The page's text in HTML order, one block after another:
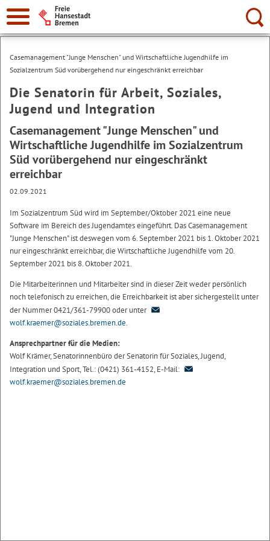
Suche:
Casemanagement "Junge Menschen" und Wirtschaftliche Jugendhilfe im
Sozialzentrum Süd vorübergehend nur eingeschränkt erreichbar
Die Senatorin für Arbeit, Soziales,
Jugend und Integration
Casemanagement "Junge Menschen" und
Wirtschaftliche Jugendhilfe im Sozialzentrum
Süd vorübergehend nur eingeschränkt
erreichbar
02.09.2021
Im Sozialzentrum Süd wird im September/Oktober 2021 eine neue
Software im Bereich des Jugendamtes eingeführt. Das Casemanagement
"Junge Menschen" ist deswegen vom 6. September 2021 bis 1. Oktober 2021
nur eingeschränkt erreichbar, die Wirtschaftliche Jugendhilfe vom 20.
September 2021 bis 8. Oktober 2021.
Die Mitarbeiterinnen und Mitarbeiter sind in dieser Zeit weder persönlich
noch telefonisch zu erreichen, die Erreichbarkeit ist aber sichergestellt unter
der Nummer 0421/361-79900 oder unter
wolf.kraemer@soziales.bremen.de.
Ansprechpartner für die Medien:
Wolf Krämer, Senatorinnenbüro der Senatorin für Soziales, Jugend,
Integration und Sport, Tel.: (0421) 361-4152, E-Mail:
wolf.kraemer@soziales.bremen.de